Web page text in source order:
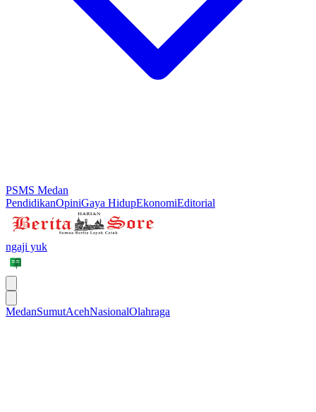
PSMS Medan
PendidikanOpiniGaya HidupEkonomiEditorial
ngaji yuk
MedanSumutAcehNasionalOlahraga